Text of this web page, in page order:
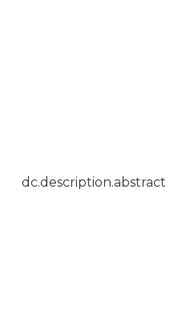
dc.description.abstract